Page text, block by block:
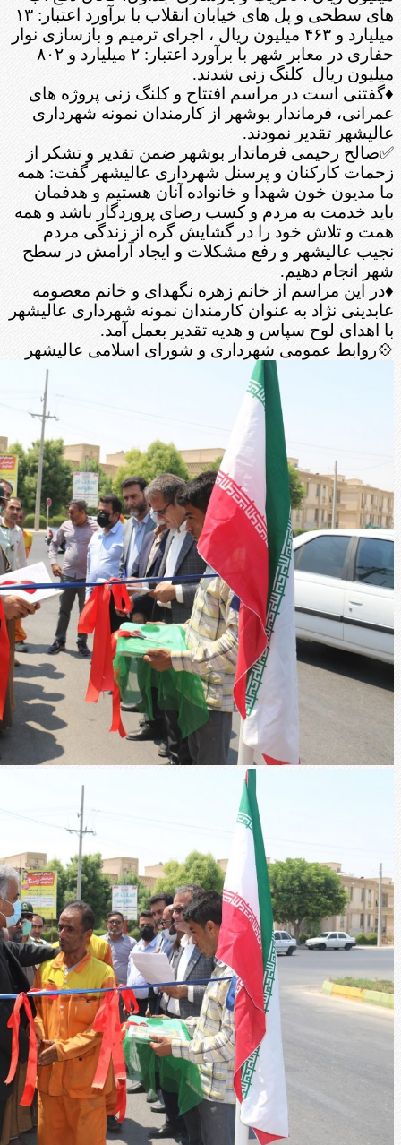
های سطحی و پل های خیابان انقلاب با برآورد اعتبار: ۱۳
میلیارد و ۴۶۳ میلیون ریال ، اجرای ترمیم و بازسازی نوار
حفاری در معابر شهر با برآورد اعتبار: ۲ میلیارد و ۸۰۲
میلیون ریال کلنگ زنی شدند.
♦️گفتنی است در مراسم افتتاح و کلنگ زنی پروژه های
عمرانی، فرماندار بوشهر از کارمندان نمونه شهرداری
عالیشهر تقدیر نمودند.
✅صالح رحیمی فرماندار بوشهر ضمن تقدیر و تشکر از
زحمات کارکنان و پرسنل شهرداری عالیشهر گفت: همه
ما مدیون خون شهدا و خانواده آنان هستیم و هدفمان
باید خدمت به مردم و کسب رضای پروردگار باشد و همه
همت و تلاش خود را در گشایش گره از زندگی مردم
نجیب عالیشهر و رفع مشکلات و ایجاد آرامش در سطح
شهر انجام دهیم.
♦️در این مراسم از خانم زهره نگهدای و خانم معصومه
عابدینی نژاد به عنوان کارمندان نمونه شهرداری عالیشهر
با اهدای لوح سپاس و هدیه تقدیر بعمل آمد.
💠روابط عمومی شهرداری و شورای اسلامی عالیشهر